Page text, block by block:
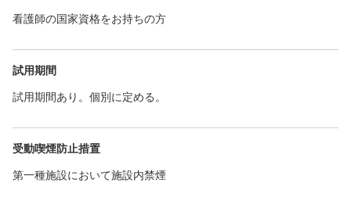
看護師の国家資格をお持ちの方
試用期間
試用期間あり。個別に定める。
受動喫煙防止措置
第一種施設において施設内禁煙